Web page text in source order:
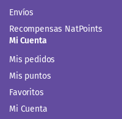
Envíos
Recompensas NatPoints
Mi Cuenta
Mis pedidos
Mis puntos
Favoritos
Mi Cuenta